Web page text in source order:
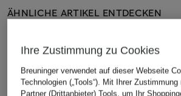
ÄHNLICHE ARTIKEL ENTDECKEN
Ihre Zustimmung zu Cookies
Breuninger verwendet auf dieser Webseite
Technologien („Tools“). Mit Ihrer
Partner (Drittanbieter) Tools, um Ihr